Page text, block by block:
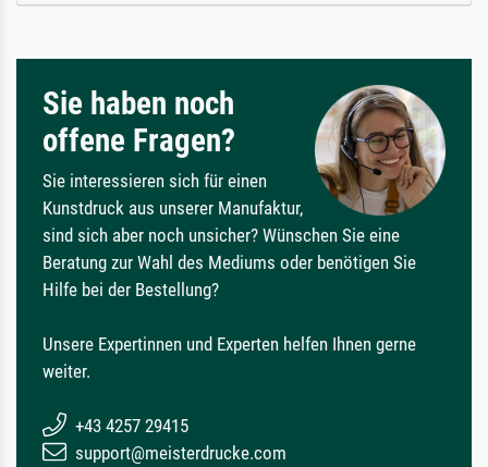
Sie haben noch
offene Fragen?
Sie interessieren sich für einen
Kunstdruck aus unserer Manufaktur,
sind sich aber noch unsicher? Wünschen Sie eine
Beratung zur Wahl des Mediums oder benötigen Sie
Hilfe bei der Bestellung?
Unsere Expertinnen und Experten helfen Ihnen gerne
weiter.
+43 4257 29415
support@meisterdrucke.com